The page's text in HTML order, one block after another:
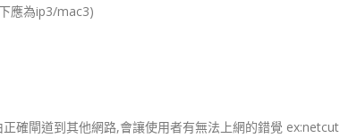
應為ip3/mac3)
確閘道到其他網路,會讓使用者有無法上網的錯覺 ex:netcut